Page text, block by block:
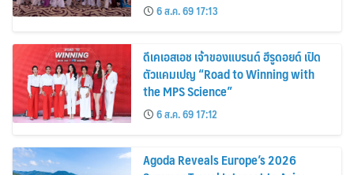
6 ส.ค. 69 17:13
ดีเคเอสเอช เจ้าของแบรนด์ ฮีรูดอยด์ เปิด
ตัวแคมเปญ “Road to Winning with
the MPS Science”
6 ส.ค. 69 17:12
Agoda Reveals Europe’s 2026